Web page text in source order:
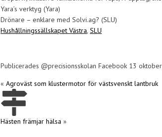
Yara’s verktyg (Yara)
Drönare – enklare med Solvi.ag? (SLU)
Hushållningssällskapet Västra, SLU
Publicerades @precisionsskolan Facebook 13
« Agroväst som klustermotor för västsvenskt lantbruk
Hästen främjar hälsa »